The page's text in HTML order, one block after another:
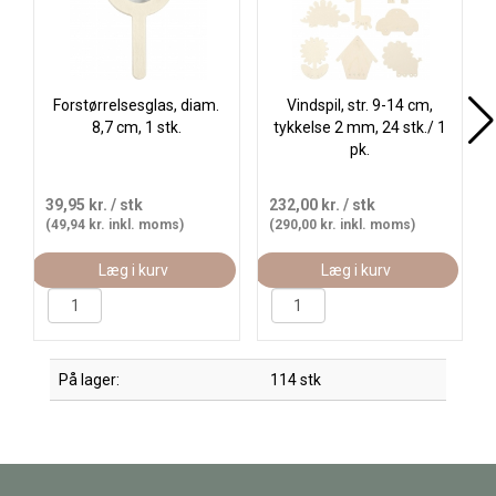
Forstørrelsesglas, diam.
8,7 cm, 1 stk.
39,95 kr. / stk
(49,94 kr. inkl. moms)
Læg i kurv
Vindspil, str. 9-14 cm,
tykkelse 2 mm, 24 stk./ 1
pk.
232,00 kr. / stk
(290,00 kr. inkl. moms)
Læg i kurv
På lager: 114 stk